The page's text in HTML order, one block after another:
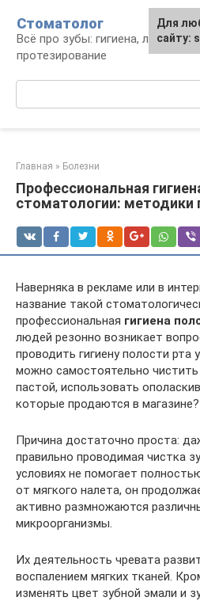
контенту
Стоматолог
Всё про зубы: гигиена, лечение,
протезирование
Главная » Болезни
Профессиональная
стоматологии: методики
Наверняка в рекламе или в
название такой
профессиональная гигиена
людей резонно возникает
проводить гигиену полости рта
можно самостоятельно
пастой, использовать
которые продаются в магазине?
Причина достаточно проста:
правильно проводимая чистка
условиях не помогает
от мягкого налета, он
активно размножаются
микроорганизмы.
Их деятельность чревата
воспалением мягких тканей.
изменять цвет зубной эмали и
Для
сайту: